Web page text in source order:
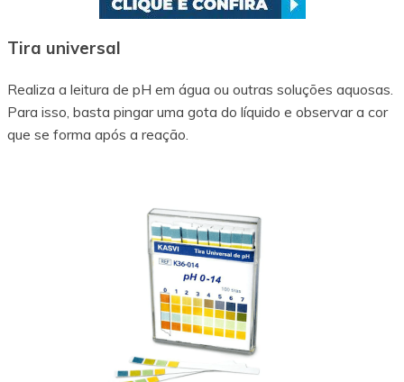
Tira universal
Realiza a leitura de pH em água ou outras soluções aquosas.
Para isso, basta pingar uma gota do líquido e observar a cor
que se forma após a reação.